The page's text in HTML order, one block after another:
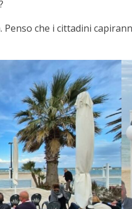
Penso che i cittadini